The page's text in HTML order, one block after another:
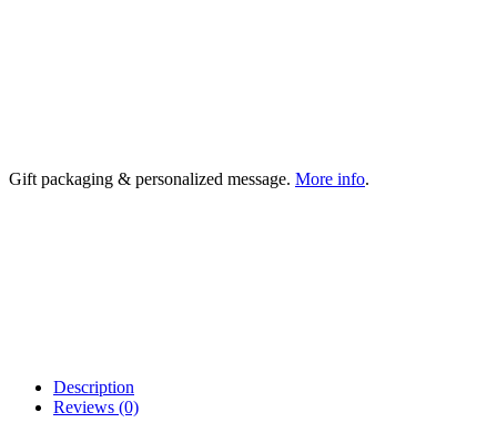
Gift packaging & personalized message. More info.
Description
Reviews (0)